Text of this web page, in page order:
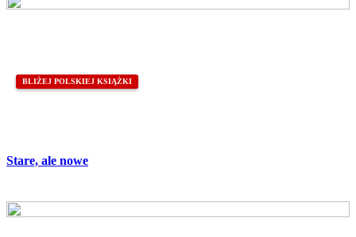
BLIŻEJ POLSKIEJ KSIĄŻKI
Stare, ale nowe